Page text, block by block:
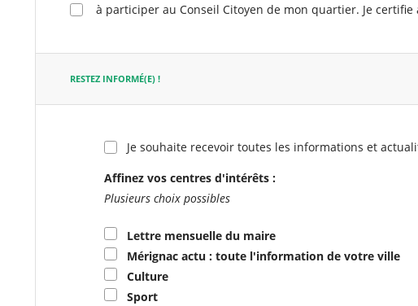
à participer au Conseil Citoyen de mon quartier. Je
RESTEZ INFORMÉ(E) !
Je souhaite recevoir toutes les informations et
Affinez vos centres d'intérêts :
Plusieurs choix possibles
Lettre mensuelle du maire
Mérignac actu : toute l'information de votre ville
Culture
Sport